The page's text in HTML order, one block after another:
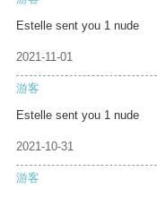
Estelle sent you 1 nude
2021-11-01
游客
Estelle sent you 1 nude
2021-10-31
游客